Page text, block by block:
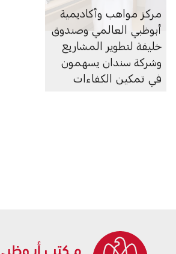
مركز مواهب وأكاديمية
أبوظبي العالمي وصندوق
خليفة لتطوير المشاريع
وشركة سندان يسهمون
في تمكين الكفاءات